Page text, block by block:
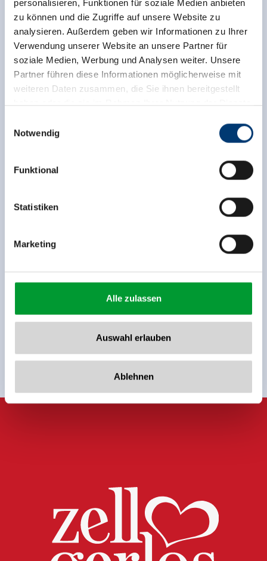
personalisieren, Funktionen für soziale Medien anbieten
zu können und die Zugriffe auf unsere Website zu
analysieren. Außerdem geben wir Informationen zu Ihrer
Verwendung unserer Website an unsere Partner für
soziale Medien, Werbung und Analysen weiter. Unsere
Partner führen diese Informationen möglicherweise mit
weiteren Daten zusammen, die Sie ihnen bereitgestellt
haben oder die sie im Rahmen Ihrer Nutzung der Dienste
Rohr 23// A-6280 Zell am Ziller
www.zillertalarena.com
Notwendig
Funktional
Statistiken
Marketing
Alle zulassen
Auswahl erlauben
Ablehnen
Meld u nu aan voor de nieuwsbrief!